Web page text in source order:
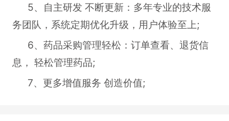
5、自主研发 不断更新：多年专业的技术服
务团队，系统定期优化升级，用户体验至上;
6、药品采购管理轻松：订单查看、退货信
息， 轻松管理药品;
7、更多增值服务 创造价值;